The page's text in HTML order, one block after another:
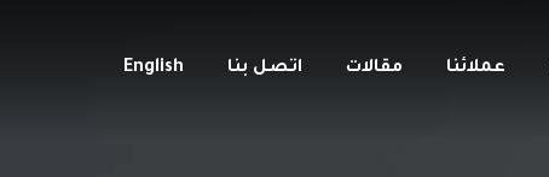
عملائنا مقالات اتصل بنا English